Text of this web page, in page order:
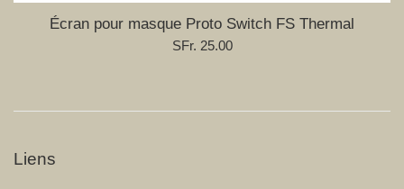
Écran pour masque Proto Switch FS Thermal
Prix
SFr. 25.00
Liens